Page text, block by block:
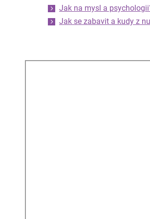
Jak na mysl a
Jak se zabavit a kudy z